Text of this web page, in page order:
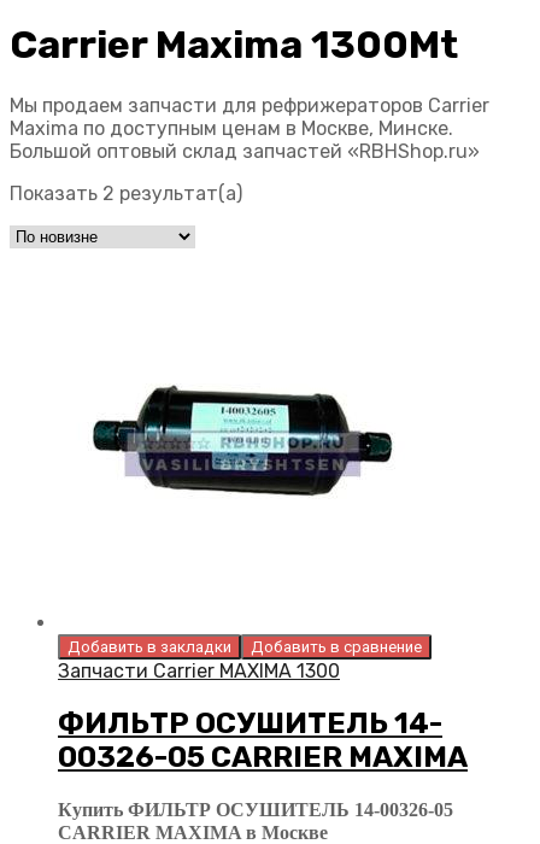
Carrier Maxima 1300Mt
Мы продаем запчасти для рефрижераторов Carrier
Maxima по доступным ценам в Москве, Минске.
Большой оптовый склад запчастей «RBHShop.ru»
Показать 2 результат(а)
Добавить в закладки Добавить в сравнение
Запчасти Carrier MAXIMA 1300
ФИЛЬТР ОСУШИТЕЛЬ 14-
00326-05 CARRIER MAXIMA
Купить ФИЛЬТР ОСУШИТЕЛЬ 14-00326-05
CARRIER MAXIMA в Москве